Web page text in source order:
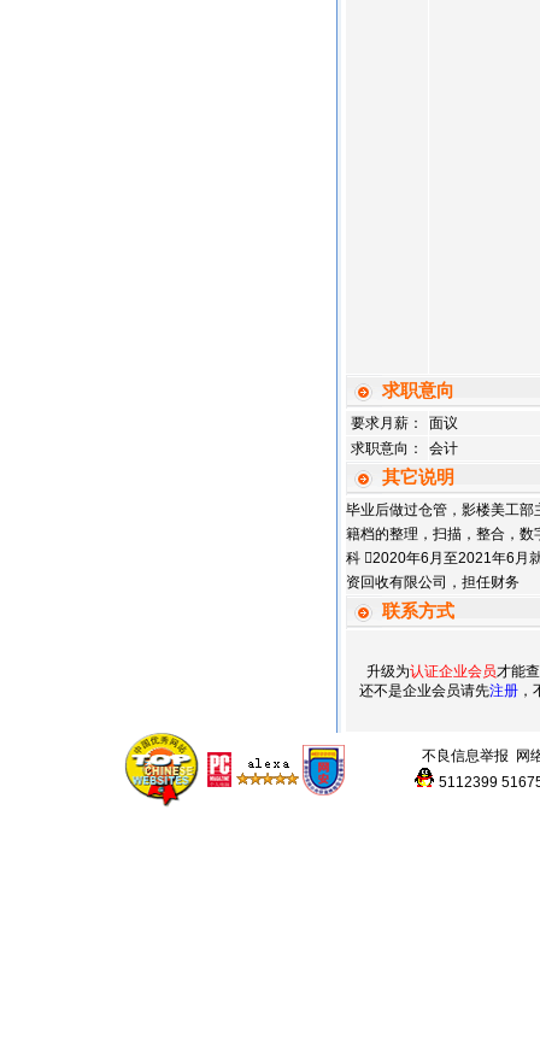
求职意向
要求月薪：
面议
求职意向：
会计
其它说明
毕业后做过仓管，影楼美工
籍档的整理，扫描，整合，
科 2020年6月至2021年6月
资回收有限公司，担任财务
联系方式
升级为认证企业会员才能
还不是企业会员请先注册
不良信息举报 网
5112399